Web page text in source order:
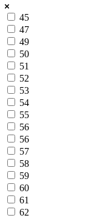
45
47
49
50
51
52
53
54
55
56
56
57
58
59
60
61
62